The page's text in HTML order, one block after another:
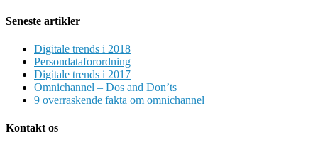
Seneste artikler
Digitale trends i 2018
Persondataforordning
Digitale trends i 2017
Omnichannel – Dos and Don’ts
9 overraskende fakta om omnichannel
Kontakt os